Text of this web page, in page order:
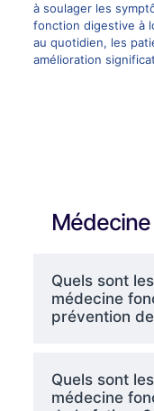
à soulager les
fonction digestive à
au quotidien, les
amélioration
Quels sont
médecine
prévention
Quels sont
médecine